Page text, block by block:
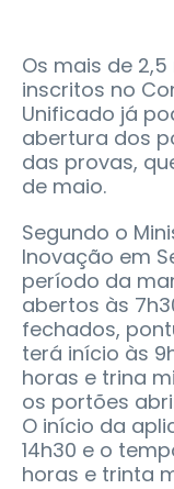
Os mais de
inscritos no
Unificado já
abertura dos
das provas,
de maio.
Segundo o
Inovação em
período da
abertos às
fechados,
terá início às
horas e trina
os portões
O início da
14h30 e o
horas e trinta